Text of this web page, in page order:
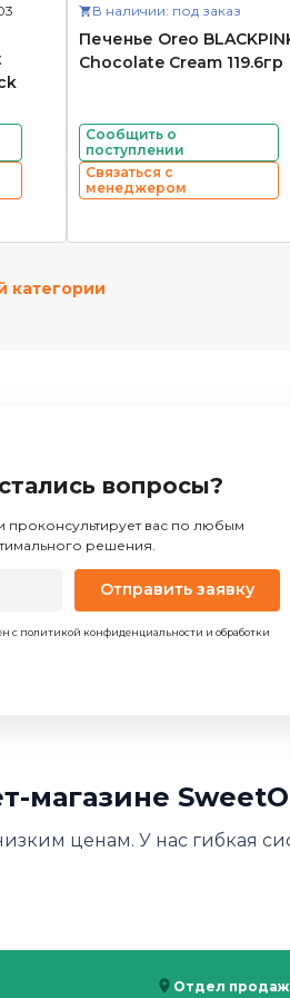
В наличии: под заказ
Печенье Oreo
Chocolate Cream 119.6гр
Сообщить о
поступлении
Связаться с
менеджером
категории
вопросы?
вас по любым
решения.
Отправить заявку
с политикой конфиденциальности и обработки
магазине
ценам. У нас гибкая
Отдел